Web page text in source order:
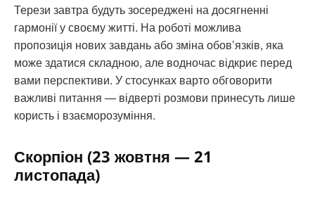
Терези завтра будуть зосереджені на досягненні
гармонії у своєму житті. На роботі можлива
пропозиція нових завдань або зміна обов’язків, яка
може здатися складною, але водночас відкриє перед
вами перспективи. У стосунках варто обговорити
важливі питання — відверті розмови принесуть лише
користь і взаєморозуміння.
Скорпіон (23 жовтня — 21
листопада)